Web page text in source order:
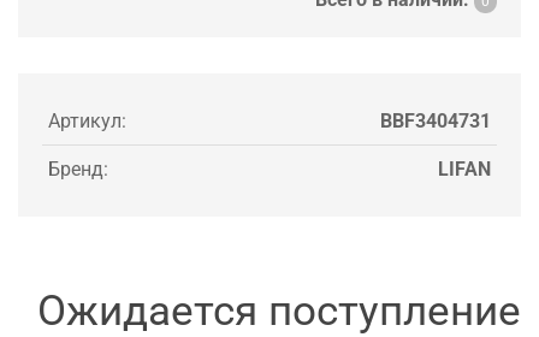
Артикул: BBF3404731
Бренд: LIFAN
Ожидается поступление